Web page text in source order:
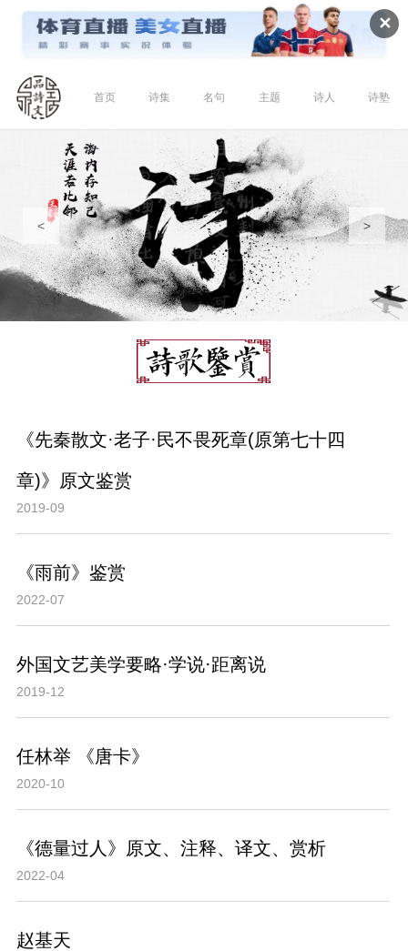
✕
首页 诗集 名句 主题 诗人 诗塾
< >
《先秦散文·老子·民不畏死章(原第七十四
章)》原文鉴赏
2019-09
《雨前》鉴赏
2022-07
外国文艺美学要略·学说·距离说
2019-12
任林举 《唐卡》
2020-10
《德量过人》原文、注释、译文、赏析
2022-04
赵基天